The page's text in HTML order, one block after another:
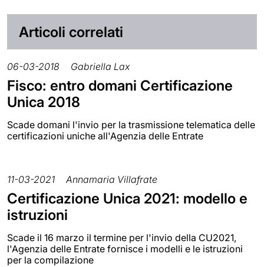
Articoli correlati
06-03-2018 Gabriella Lax
Fisco: entro domani Certificazione
Unica 2018
Scade domani l'invio per la trasmissione telematica delle
certificazioni uniche all'Agenzia delle Entrate
11-03-2021 Annamaria Villafrate
Certificazione Unica 2021: modello e
istruzioni
Scade il 16 marzo il termine per l'invio della CU2021,
l'Agenzia delle Entrate fornisce i modelli e le istruzioni
per la compilazione